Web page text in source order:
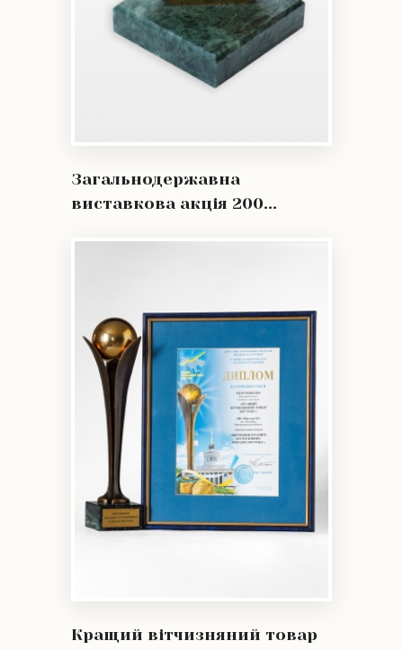
Загальнодержавна
виставкова акція 200...
Кращий вітчизняний товар